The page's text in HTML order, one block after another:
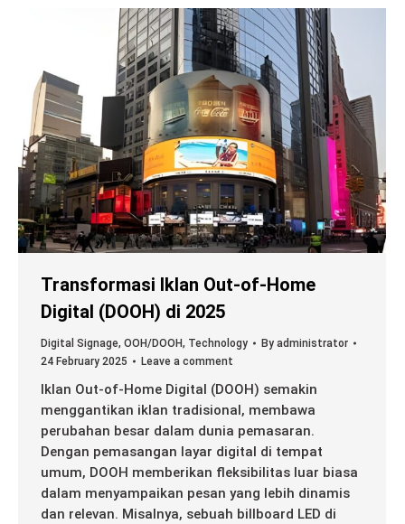
Transformasi Iklan Out-of-Home
Digital (DOOH) di 2025
Digital Signage, OOH/DOOH, Technology By administrator
24 February 2025
Leave a comment
Iklan Out-of-Home Digital (DOOH) semakin
menggantikan iklan tradisional, membawa
perubahan besar dalam dunia pemasaran.
Dengan pemasangan layar digital di tempat
umum, DOOH memberikan fleksibilitas luar biasa
dalam menyampaikan pesan yang lebih dinamis
dan relevan. Misalnya, sebuah billboard LED di